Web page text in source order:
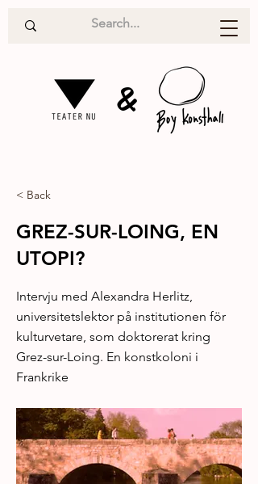
&
< Back
GREZ-SUR-LOING, EN
UTOPI?
Intervju med Alexandra Herlitz,
universitetslektor på institutionen för
kulturvetare, som doktorerat kring
Grez-sur-Loing. En konstkoloni i
Frankrike